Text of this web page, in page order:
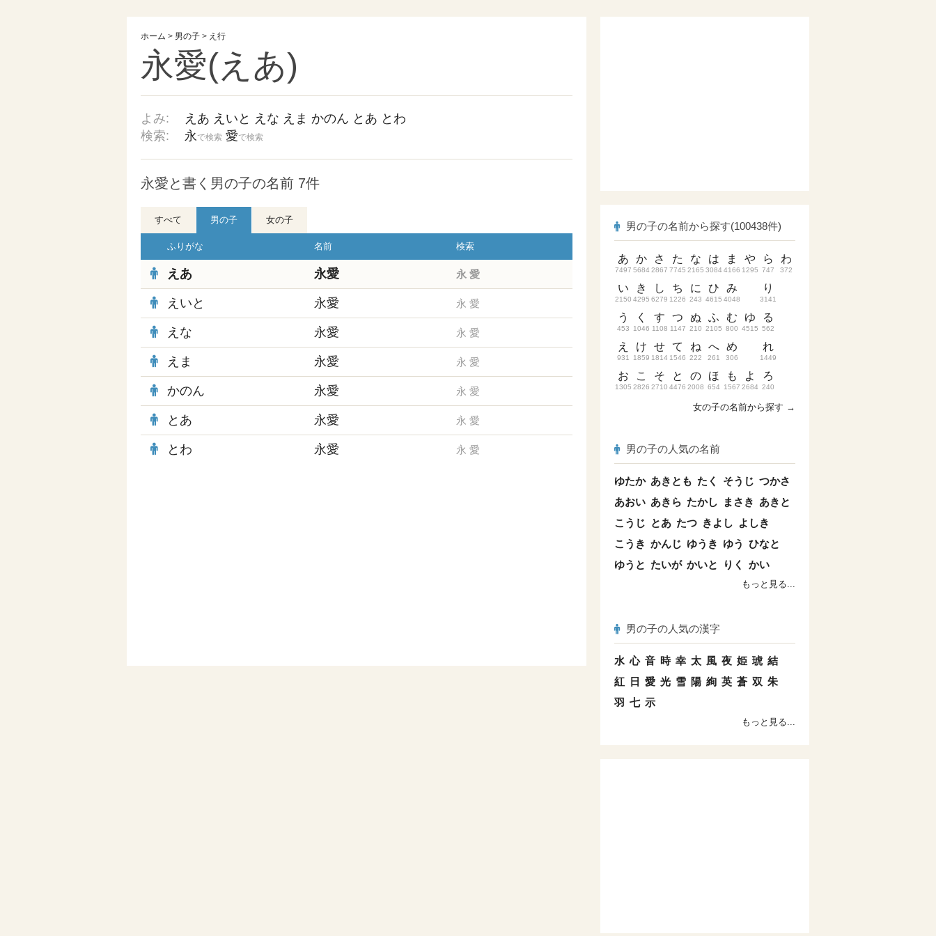
ホーム > 男の子 > え行
永愛(えあ)
よみ: えあ えいと えな えま かのん とあ とわ
検索:
永で検索 愛で検索
永愛と書く男の子の名前 7件
すべて 男の子 女の子
ふりがな 名前 検索
えあ 永愛 永 愛
えいと 永愛 永 愛
えな 永愛 永 愛
えま 永愛 永 愛
かのん 永愛 永 愛
とあ 永愛 永 愛
とわ 永愛 永 愛
男の子の名前から探す(100438件)
あ
7497
い
2150
う
453
え
931
お
1305
か
5684
き
4295
く
1046
け
1859
こ
2826
さ
2867
し
6279
す
1108
せ
1814
そ
2710
た
7745
ち
1226
つ
1147
て
1546
と
4476
な
2165
に
243
ぬ
210
ね
222
の
2008
は
3084
ひ
4615
ふ
2105
へ
261
ほ
654
ま
4166
み
4048
む
800
め
306
も
1567
や
1295
ゆ
4515
よ
2684
ら
747
り
3141
る
562
れ
1449
ろ
240
わ
372
女の子の名前から探す →
男の子の人気の名前
ゆたか あきとも たく そうじ つかさ
あおい あきら たかし まさき あきと
こうじ とあ たつ きよし よしき
こうき かんじ ゆうき ゆう ひなと
ゆうと たいが かいと りく かい
もっと見る...
男の子の人気の漢字
水 心 音 時 幸 太 風 夜 姫 琥 結
紅
日 愛 光 雪 陽 絢 英 蒼 双 朱
羽 七 示
もっと見る...